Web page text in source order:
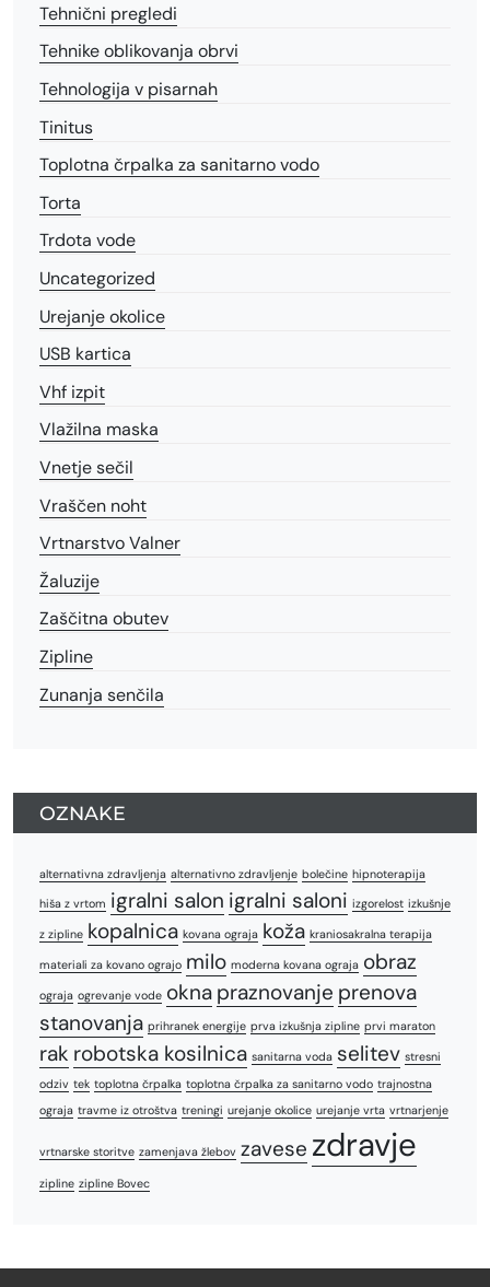
Tehnični pregledi
Tehnike oblikovanja obrvi
Tehnologija v pisarnah
Tinitus
Toplotna črpalka za sanitarno vodo
Torta
Trdota vode
Uncategorized
Urejanje okolice
USB kartica
Vhf izpit
Vlažilna maska
Vnetje sečil
Vraščen noht
Vrtnarstvo Valner
Žaluzije
Zaščitna obutev
Zipline
Zunanja senčila
OZNAKE
alternativna zdravljenja alternativno zdravljenje bolečine hipnoterapija
hiša z vrtom igralni salon igralni saloni izgorelost izkušnje
z zipline kopalnica kovana ograja koža kraniosakralna terapija
materiali za kovano ograjo milo moderna kovana ograja obraz
ograja ogrevanje vode okna praznovanje prenova
stanovanja prihranek energije prva izkušnja zipline prvi maraton
rak robotska kosilnica sanitarna voda selitev stresni
odziv tek toplotna črpalka toplotna črpalka za sanitarno vodo trajnostna
ograja travme iz otroštva treningi urejanje okolice urejanje vrta vrtnarjenje
vrtnarske storitve zamenjava žlebov zavese zdravje
zipline zipline Bovec